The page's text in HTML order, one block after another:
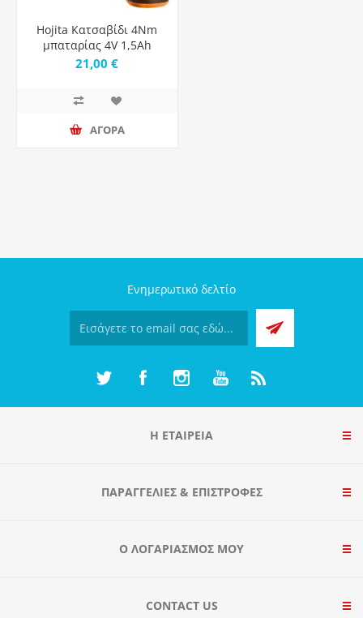
Hojita Κατσαβίδι 4Nm
μπαταρίας 4V 1,5Ah
HJCV4442
21,00 €
ΑΓΟΡΑ
Ενημερωτικό δελτίο
Η ΕΤΑΙΡΕΙΑ
ΠΑΡΑΓΓΕΛΊΕΣ & ΕΠΙΣΤΡΟΦΈΣ
Ο ΛΟΓΑΡΙΑΣΜΌΣ ΜΟΥ
CONTACT US